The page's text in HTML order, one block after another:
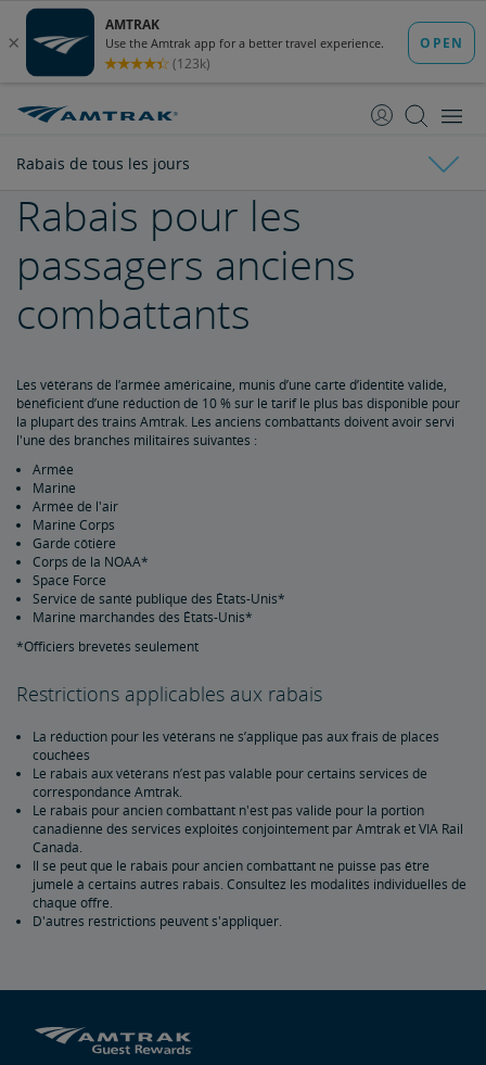
contenu
la
Rabais de tous les jours
Rabais de tous les jours
Rabais pour enfants
Rabais pour personnes âgées
Rabais étudiant
Rabais pour les militaires
Rabais pour enfant de militaire
Rabais pour anciens combattants
Rabais pour les clients handicapés
Rabais pour les membres de la Rail Passengers Association
Kids 'n' Trains
Rabais gouvernemental
Programme d'entreprise
Rabais pour les
passagers anciens
combattants
Les vétérans de l’armée américaine, munis d’une carte d’identité valide,
bénéficient d’une réduction de 10 % sur le tarif le plus bas disponible pour
la plupart des trains Amtrak. Les anciens combattants doivent avoir servi
l'une des branches militaires suivantes :
Armée
Marine
Armée de l'air
Marine Corps
Garde côtière
Corps de la NOAA*
Space Force
Service de santé publique des États-Unis*
Marine marchandes des États-Unis*
*Officiers brevetés seulement
Restrictions applicables aux rabais
La réduction pour les vétérans ne s’applique pas aux frais de places
couchées
Le rabais aux vétérans n’est pas valable pour certains services de
correspondance Amtrak.
Le rabais pour ancien combattant n'est pas valide pour la portion
canadienne des services exploités conjointement par Amtrak et VIA Rail
Canada.
Il se peut que le rabais pour ancien combattant ne puisse pas être
jumelé à certains autres rabais. Consultez les modalités individuelles de
chaque offre.
D'autres restrictions peuvent s'appliquer.